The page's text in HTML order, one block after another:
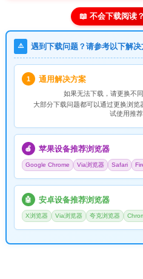
📖 不会下载阅读
⚠️ 遇到下载问题？请参考以下解决
1 通用解决方案
如果无法下载，请更换不
大部分下载问题都可以通过更换浏
试使用推
🍎 苹果设备推荐浏览器
Google Chrome Via浏览器 Safari
🤖 安卓设备推荐浏览器
X浏览器 Via浏览器 夸克浏览器